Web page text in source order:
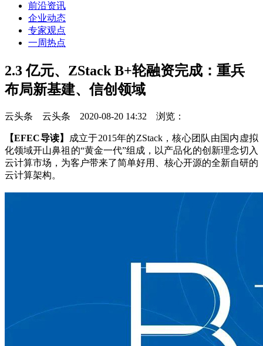
前沿资讯
企业动态
专家观点
一周热点
2.3 亿元、ZStack B+轮融资完成：重兵
布局新基建、信创领域
云头条 云头条 2020-08-20 14:32 浏览：
【EFEC导读】
成立于2015年的ZStack，核心团队由国内虚拟
化领域开山鼻祖的“黄金一代”组成，以产品化的创新理念切入
云计算市场，为客户带来了简单好用、核心开源的全新自研的
云计算架构。